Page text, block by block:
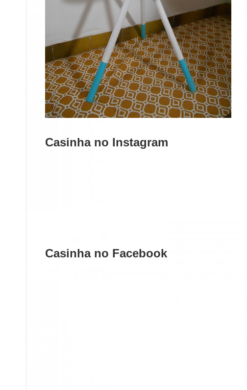
Casinha no Instagram
Casinha no Facebook